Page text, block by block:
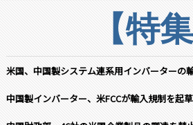
【特
米国、中国製システム連系用インバーターの
中国製インバーター、米FCCが輸入規制を起